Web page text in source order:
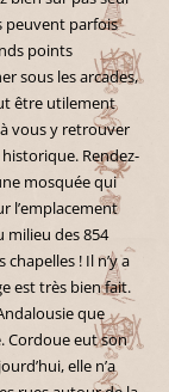
peuvent parfois
points
sous les arcades,
être utilement
vous y retrouver
Rendez-
mosquée qui
l’emplacement
milieu des 854
! Il n’y a
est très bien fait.
que
Cordoue eut son
elle n’a